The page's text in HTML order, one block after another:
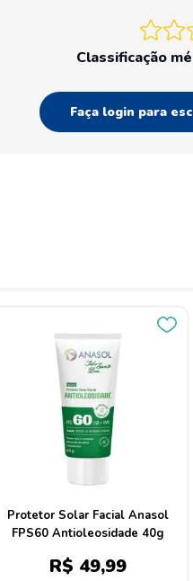
Classificação
Faça login para
Protetor Solar Facial Anasol
FPS60 Antioleosidade 40g
R$ 49,99